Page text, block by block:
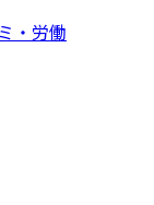
・労働